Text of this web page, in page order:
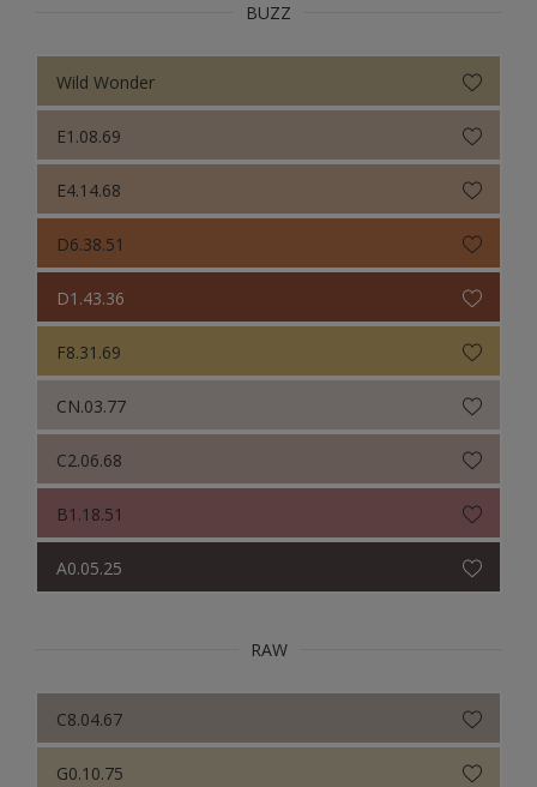
BUZZ
Wild Wonder
E1.08.69
E4.14.68
D6.38.51
D1.43.36
F8.31.69
CN.03.77
C2.06.68
B1.18.51
A0.05.25
RAW
C8.04.67
G0.10.75